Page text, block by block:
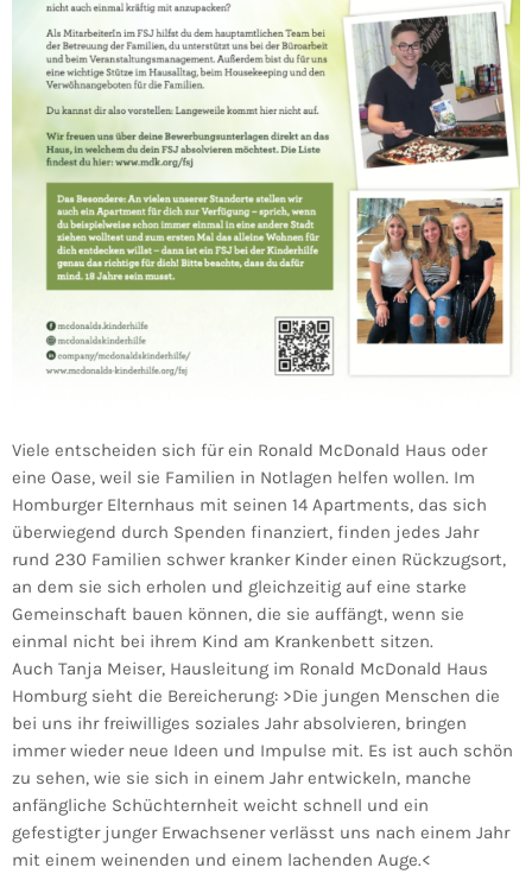
Viele entscheiden sich für ein Ronald McDonald Haus oder
eine Oase, weil sie Familien in Notlagen helfen wollen. Im
Homburger Elternhaus mit seinen 14 Apartments, das sich
überwiegend durch Spenden finanziert, finden jedes Jahr
rund 230 Familien schwer kranker Kinder einen Rückzugsort,
an dem sie sich erholen und gleichzeitig auf eine starke
Gemeinschaft bauen können, die sie auffängt, wenn sie
einmal nicht bei ihrem Kind am Krankenbett sitzen.
Auch Tanja Meiser, Hausleitung im Ronald McDonald Haus
Homburg sieht die Bereicherung: >Die jungen Menschen die
bei uns ihr freiwilliges soziales Jahr absolvieren, bringen
immer wieder neue Ideen und Impulse mit. Es ist auch schön
zu sehen, wie sie sich in einem Jahr entwickeln, manche
anfängliche Schüchternheit weicht schnell und ein
gefestigter junger Erwachsener verlässt uns nach einem Jahr
mit einem weinenden und einem lachenden Auge.<